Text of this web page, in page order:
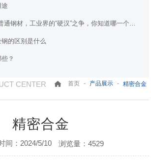
材，工业界的“硬汉”之争，你知道哪一个更胜一筹吗？
的区别是什么
？
CENTER 首页 - 产品展示 - 精密合金
精密合金
间：2024/5/10 浏览量：4529